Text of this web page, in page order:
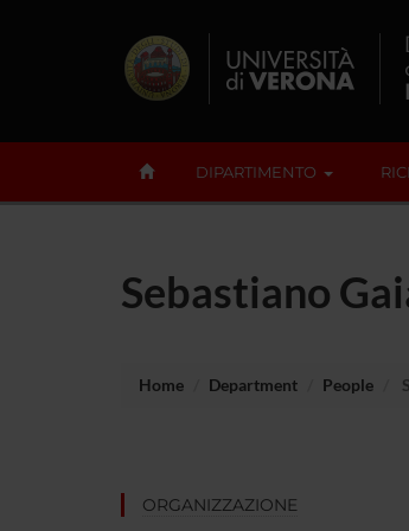
DIPARTIMENTO
Sebastiano
Home Department People
ORGANIZZAZIONE